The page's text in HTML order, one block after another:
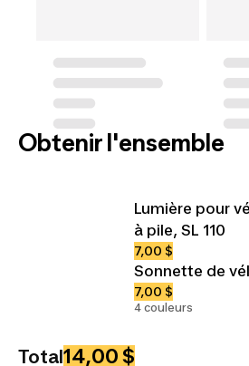
Obtenir l'ensemble
Lumière pour
à pile, SL 110
7,00 $
Sonnette de
7,00 $
4 couleurs
Total14,00 $